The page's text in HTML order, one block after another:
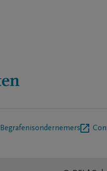
Begrafenisondernemers